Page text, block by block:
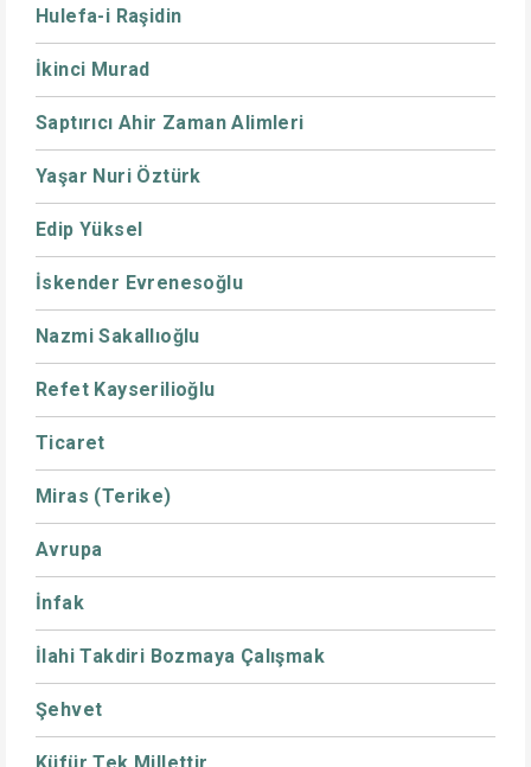
Hulefa-i Raşidin
İkinci Murad
Saptırıcı Ahir Zaman Alimleri
Yaşar Nuri Öztürk
Edip Yüksel
İskender Evrenesoğlu
Nazmi Sakallıoğlu
Refet Kayserilioğlu
Ticaret
Miras (Terike)
Avrupa
İnfak
İlahi Takdiri Bozmaya Çalışmak
Şehvet